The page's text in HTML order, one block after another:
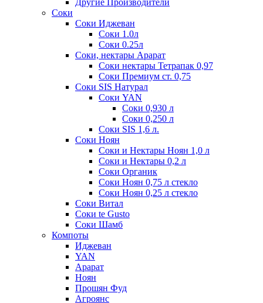
Другие Производители
Соки
Соки Иджеван
Соки 1.0л
Соки 0.25л
Соки, нектары Арарат
Соки нектары Тетрапак 0,97
Соки Премиум ст. 0,75
Соки SIS Натурал
Соки YAN
Соки 0,930 л
Соки 0,250 л
Соки SIS 1,6 л.
Соки Ноян
Соки и Нектары Ноян 1,0 л
Соки и Нектары 0,2 л
Соки Органик
Соки Ноян 0,75 л стекло
Соки Ноян 0,25 л стекло
Соки Витал
Соки te Gusto
Соки Шамб
Компоты
Иджеван
YAN
Арарат
Ноян
Прошян Фуд
Агроянс